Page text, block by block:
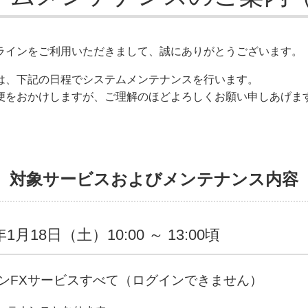
ンをご利用いただきまして、誠にありがとうございます。
下記の日程でシステムメンテナンスを行います。
をおかけしますが、ご理解のほどよろしくお願い申しあげま
対象サービスおよびメンテナンス内容
1月18日（土）10:00 ～ 13:00頃
FXサービスすべて（ログインできません）